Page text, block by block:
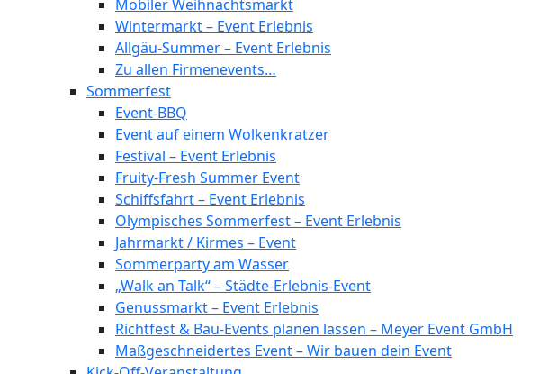
Mobiler Weihnachtsmarkt
Wintermarkt – Event Erlebnis
Allgäu-Summer – Event Erlebnis
Zu allen Firmenevents…
Sommerfest
Event-BBQ
Event auf einem Wolkenkratzer
Festival – Event Erlebnis
Fruity-Fresh Summer Event
Schiffsfahrt – Event Erlebnis
Olympisches Sommerfest – Event Erlebnis
Jahrmarkt / Kirmes – Event
Sommerparty am Wasser
„Walk an Talk“ – Städte-Erlebnis-Event
Genussmarkt – Event Erlebnis
Richtfest & Bau-Events planen lassen – Meyer Event GmbH
Maßgeschneidertes Event – Wir bauen dein Event